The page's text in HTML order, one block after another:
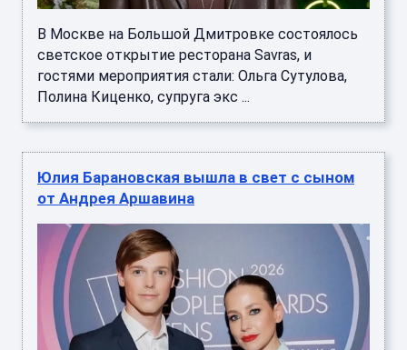
В Москве на Большой Дмитровке состоялось
светское открытие ресторана Savras, и
гостями мероприятия стали: Ольга Сутулова,
Полина Киценко, супруга экс ...
Юлия Барановская вышла в свет с сыном
от Андрея Аршавина